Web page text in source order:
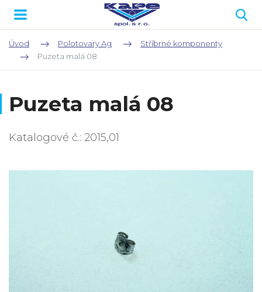
Úvod Polotovary Ag
Stříbrné komponenty
Puzeta malá 08
Puzeta malá 08
Katalogové č.: 2015,01